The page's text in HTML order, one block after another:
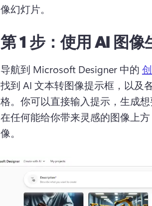
像幻灯片。
第 1 步：使用 AI 图像
导航到 Microsoft Designer 中的
找到 AI 文本转图像提示框，以及
格。 你可以直接输入提示，生成想
在任何能给你带来灵感的图像上
像。